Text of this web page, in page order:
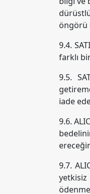
öngörü
9.4.
farklı
9.5.
iade
9.6.
9.7.